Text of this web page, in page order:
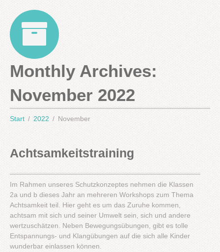
Monthly Archives:
November 2022
Start 2022 November
Achtsamkeitstraining
Im Rahmen unseres Schutzkonzeptes nehmen die Klassen
2a und b dieses Jahr an mehreren Workshops zum Thema
Achtsamkeit teil. Hier geht es um das Zuruhe kommen,
achtsam mit sich und seiner Umwelt sein, sich und andere
wertzuschätzen. Neben Bewegungsübungen, gibt es tolle
Entspannungs- und Klangübungen auf die sich alle Kinder
wunderbar einlassen können.